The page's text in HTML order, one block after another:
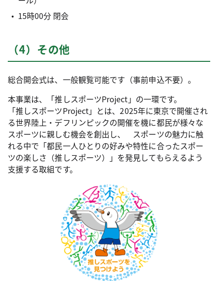
15時00分 閉会
（4）その他
総合開会式は、一般観覧可能です（事前申込不要）。
本事業は、「推しスポーツProject」の一環です。
「推しスポーツProject」とは、2025年に東京で開催され
る世界陸上・デフリンピックの開催を機に都民が様々な
スポーツに親しむ機会を創出し、 スポーツの魅力に触
れる中で「都民一人ひとりの好みや特性に合ったスポー
ツの楽しさ（推しスポーツ）」を発見してもらえるよう
支援する取組です。